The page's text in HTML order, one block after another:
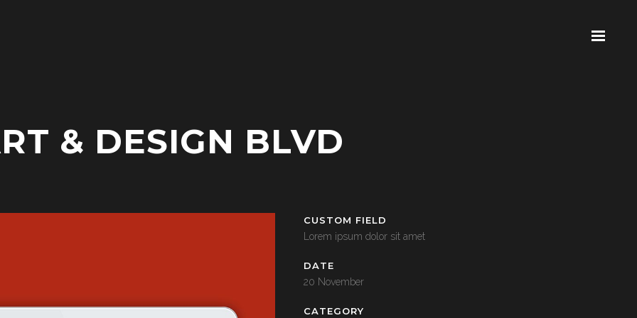
& DESIGN BLVD
CUSTOM FIELD
Lorem ipsum dolor sit amet
DATE
20 November
CATEGORY